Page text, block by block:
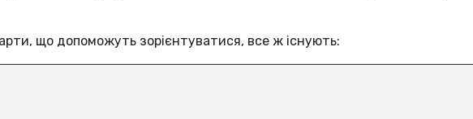
що допоможуть зорієнтуватися, все ж існують: